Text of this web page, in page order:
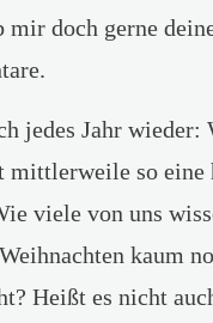
mir doch gerne
jedes Jahr wieder:
mittlerweile so eine
viele von uns
kaum
Heißt es nicht